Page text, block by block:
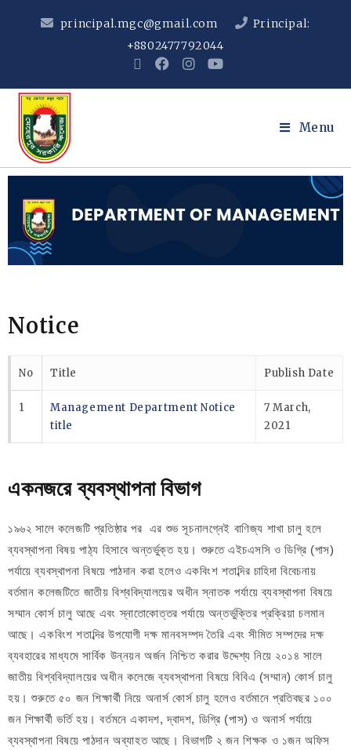
principal.mgc@gmail.com
Principal:
+8802477792044
Menu
Notice
No Title Publish Date
1
Management Department Notice
title
7 March,
2021
একনজরে ব্যবস্থাপনা বিভাগ
১৯৬২ সালে কলেজটি প্রতিষ্ঠার পর এর শুভ সূচনালগ্নেই বাণিজ্য শাখা চালু হলে
ব্যবস্থাপনা বিষয় পাঠ্য হিসাবে অন্তর্ভুক্ত হয়। শুরুতে এইচএসসি ও ডিগ্রি (পাস)
পর্যায়ে ব্যবস্থাপনা বিষয়ে পাঠদান করা হলেও একবিংশ শতাব্দির চাহিদা বিবেচনায়
বর্তমান কলেজটিতে জাতীয় বিশ্ববিদ্যালয়ের অধীন স্নাতক পর্যায়ে ব্যবস্থাপনা বিষয়ে
সম্মান কোর্স চালু আছে এবং স্নাতোকোত্তর পর্যায়ে অন্তর্ভুক্তির প্রক্রিয়া চলমান
আছে। একবিংশ শতাব্দির উপযোগী দক্ষ মানবসম্পদ তৈরি এবং সীমিত সম্পদের দক্ষ
ব্যবহারের মাধ্যমে সার্বিক উন্নয়ন অর্জন নিশ্চিত করার উদ্দেশ্য নিয়ে ২০১৪ সালে
জাতীয় বিশ্ববিদ্যালয়ের অধীন কলেজে ব্যবস্থাপনা বিষয়ে বিবিএ (সম্মান) কোর্স চালু
হয়। শুরুতে ৫০ জন শিক্ষার্থী নিয়ে অনার্স কোর্স চালু হলেও বর্তমানে প্রতিবছর ১০০
জন শিক্ষার্থী ভর্তি হয়। বর্তমনে একাদশ, দ্বাদশ, ডিগ্রি (পাস) ও অনার্স পর্যায়ে
ব্যবস্থাপনা বিষয়ে পাঠদান অব্যাহত আছে। বিভাগটি ২ জন শিক্ষক ও ১জন অফিস